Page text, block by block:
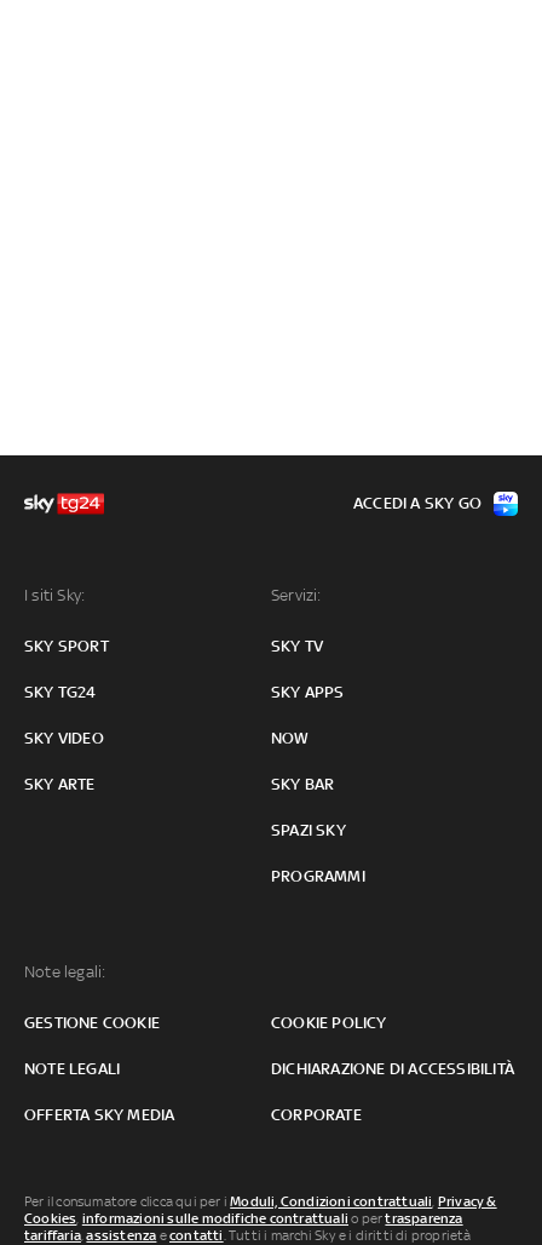
I siti Sky:
SKY SPORT
SKY TG24
SKY VIDEO
SKY ARTE
Servizi:
SKY TV
SKY APPS
NOW
SKY BAR
SPAZI SKY
PROGRAMMI
Note legali:
GESTIONE COOKIE COOKIE POLICY
NOTE LEGALI DICHIARAZIONE DI ACCESSIBILITÀ
OFFERTA SKY MEDIA CORPORATE
ACCEDI A SKY GO
Per il consumatore clicca qui per iModuli, Condizioni contrattuali, Privacy &
Cookies, informazioni sulle modifiche contrattuali o pertrasparenza
tariffaria,assistenza econtatti. Tutti i marchi Sky e i diritti di proprietà